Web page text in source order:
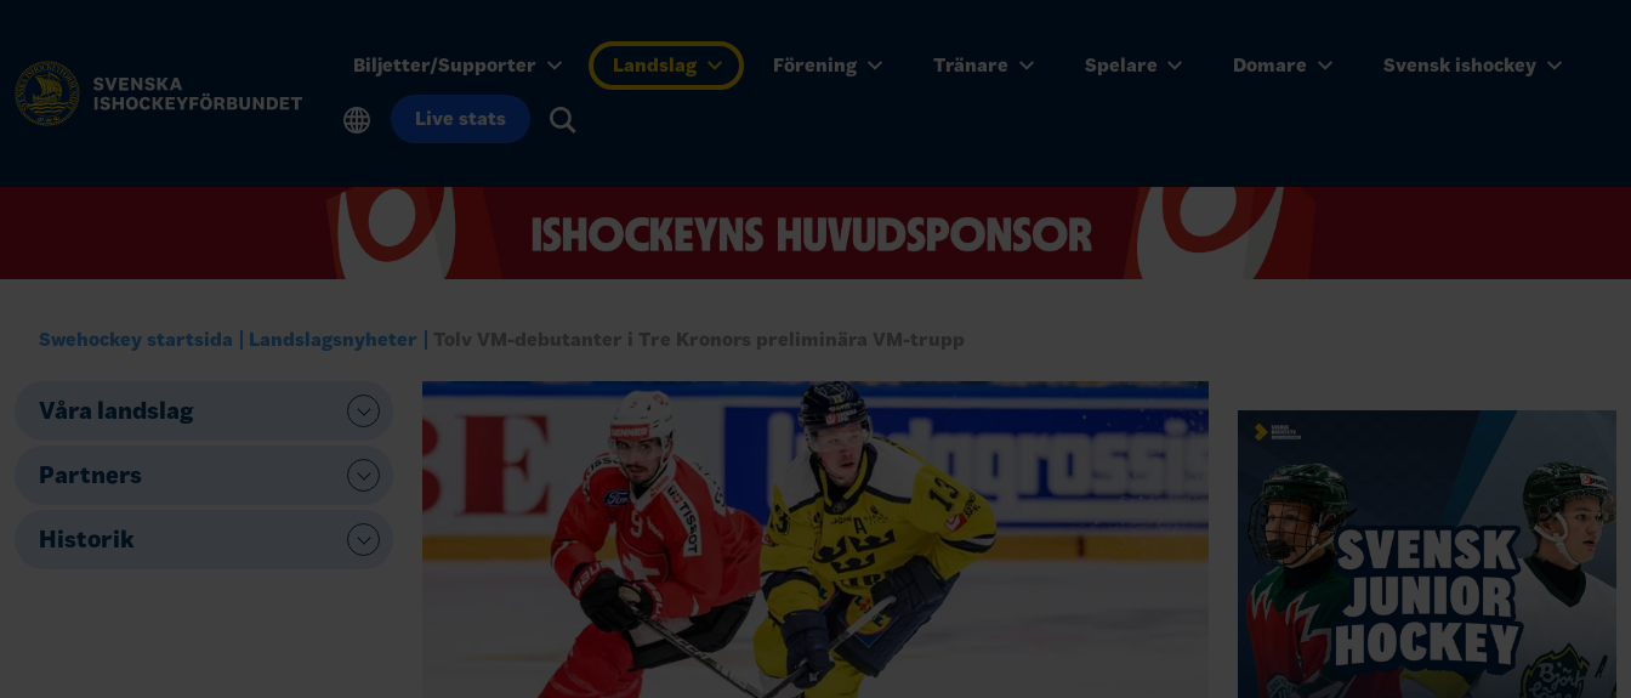
Biljetter/Supporter Landslag Förening Tränare Spelare Domare Svensk ishockey
Live stats
Swehockey startsida Landslagsnyheter Tolv VM-debutanter i Tre Kronors preliminära VM-trupp
Våra landslag
Partners
Historik